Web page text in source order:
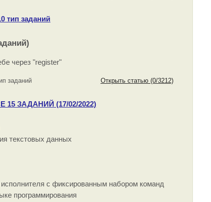
тип заданий
через "register"
заданий Открыть статью (0/3212)
ЗАДАНИЙ (17/02/2022)
текстовых данных
с фиксированным набором команд
программирования